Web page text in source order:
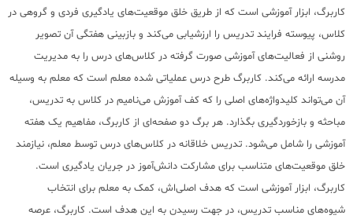
کاربرگ، ابزار آموزشی است که از طریق خلق موقعیت‌های یادگیری فردی و گروهی در
کلاس، پیوسته فرایند تدریس را ارزشیابی می‌کند و بازبینی هفتگی آن تصویر
روشنی از فعالیت‌های آموزشی صورت گرفته در کلاس‌های درس را به مدیریت
مدرسه ارائه می‌کند. کاربرگ طرح درس عملیاتی شده معلم است که معلم به وسیله
آن می‌تواند کلیدواژه‌های اصلی را که کف آموزش می‌نامیم در کلاس به تدریس،
مباحثه و بازخوردگیری بگذارد. هر برگ دو صفحه‌ای از کاربرگ، مفاهیم یک هفته
آموزشی را شامل می‌شود. تدریس خلاقانه در کلاس‌های درس توسط معلم، نیازمند
خلق موقعیت‌های متناسب برای مشارکت دانش‌آموز در جریان یادگیری است.
کاربرگ، ابزار آموزشی است که هدف اصلی‌اش، کمک به معلم برای انتخاب
شیوه‌های مناسب تدریس، در جهت رسیدن به این هدف است. کاربرگ، عرصه